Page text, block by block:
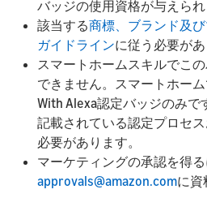
バッジの使用資格が与えられ
該当する商標、ブランド及
ガイドラインに従う必要があ
スマートホームスキルでこ
できません。スマートホー
With Alexa認定バッジのみで
記載されている認定プロセ
必要があります。
マーケティングの承認を得る
approvals@amazon.comに資